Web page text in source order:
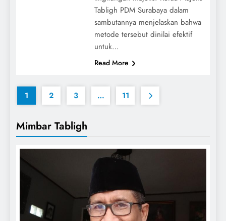
Mimbar Tabligh
Tabligh PDM Surabaya dalam
sambutannya menjelaskan bahwa
metode tersebut dinilai efektif
untuk…
Read More
1 2 3 … 11